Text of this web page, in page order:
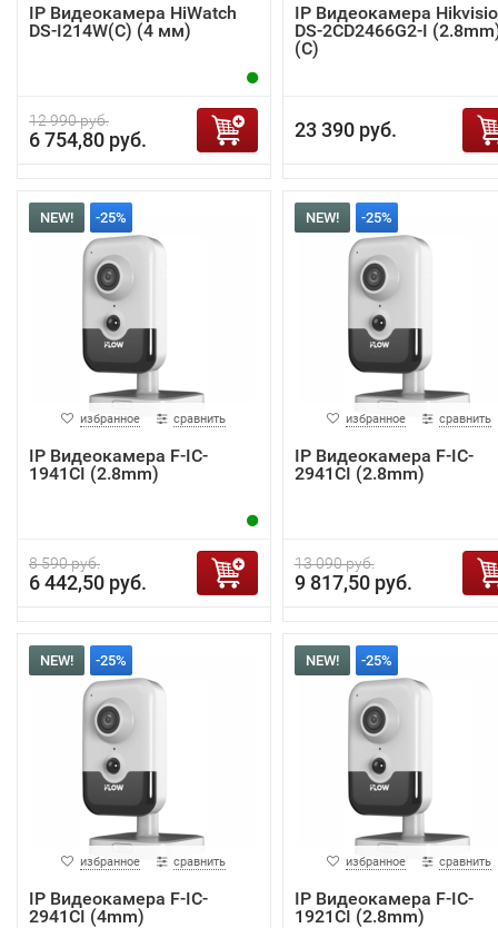
IP Видеокамера HiWatch
DS-I214W(С) (4 мм)
12 990 руб.
6 754,80 руб.
IP Видеокамера
DS-2CD2466G2-I
(C)
23 390 руб.
NEW! -25%
избранное сравнить
IP Видеокамера F-IC-
1941CI (2.8mm)
8 590 руб.
6 442,50 руб.
NEW! -25%
избранное сравнить
IP Видеокамера F-IC-
2941CI (2.8mm)
13 090 руб.
9 817,50 руб.
NEW! -25%
избранное сравнить
IP Видеокамера F-IC-
2941CI (4mm)
NEW! -25%
избранное сравнить
IP Видеокамера F-IC-
1921CI (2.8mm)